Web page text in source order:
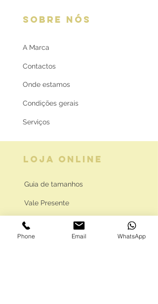
SOBRE NÓS
A Marca
Contactos
Onde estamos
Condições gerais
Serviços
LOJA ONLINE
Guia de tamanhos
Vale Presente
Envios e Portes
Marcas legais
Phone Email WhatsApp